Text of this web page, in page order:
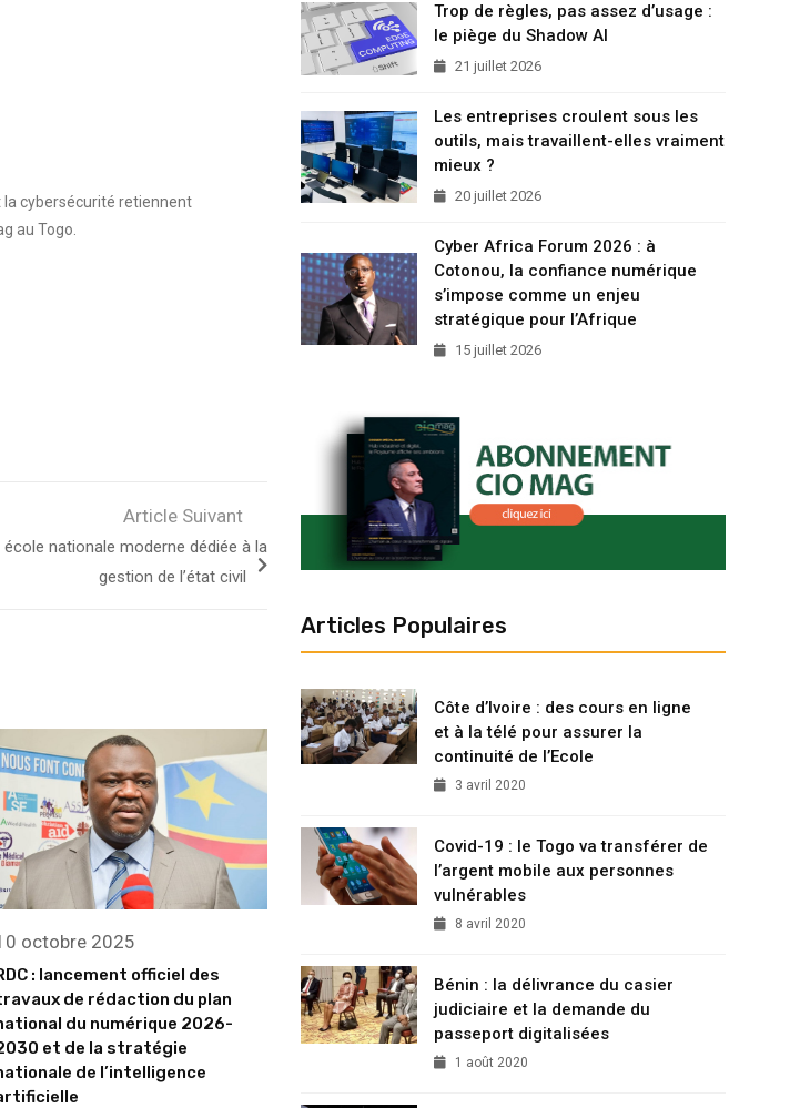
cybersécurité retiennent
au Togo.
Article Suivant
nationale moderne dédiée à la
gestion de l’état civil
octobre 2025
: lancement officiel des
de rédaction du plan
du numérique 2026-
et de la stratégie
de l’intelligence
Trop de règles, pas assez d’usage :
le piège du Shadow AI
21 juillet 2026
Les entreprises croulent sous les
outils, mais travaillent-elles vraiment
mieux ?
20 juillet 2026
Cyber Africa Forum 2026 : à
Cotonou, la confiance numérique
s’impose comme un enjeu
stratégique pour l’Afrique
15 juillet 2026
Articles Populaires
Côte d’Ivoire : des cours en ligne
et à la télé pour assurer la
continuité de l’Ecole
3 avril 2020
Covid-19 : le Togo va transférer de
l’argent mobile aux personnes
vulnérables
8 avril 2020
Bénin : la délivrance du casier
judiciaire et la demande du
passeport digitalisées
1 août 2020